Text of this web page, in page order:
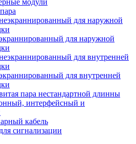
модули
для наружной
для наружной
для внутренней
для внутренней
пара нестандартной длинны
интерфейсный и
кабель
сигнализации